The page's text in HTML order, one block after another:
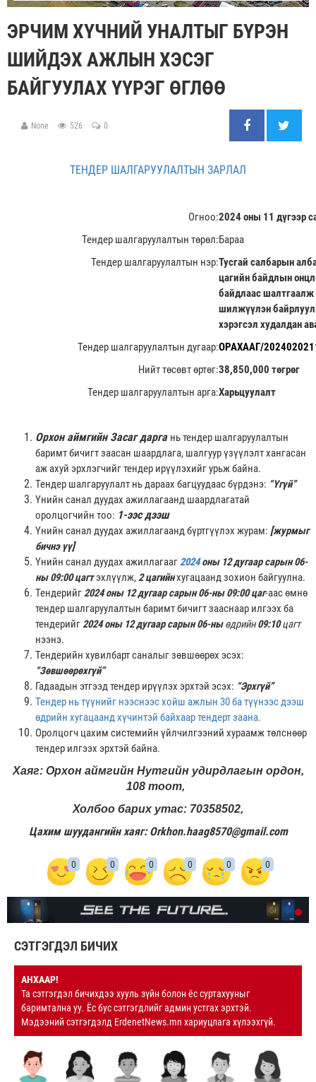
ЭРЧИМ ХҮЧНИЙ УНАЛТЫГ БҮРЭН
ШИЙДЭХ АЖЛЫН ХЭСЭГ
БАЙГУУЛАХ ҮҮРЭГ ӨГЛӨӨ
None 526 0
ТЕНДЕР ШАЛГАРУУЛАЛТЫН ЗАРЛАЛ
Огноо:2024 оны 11 дүгээр
Тендер шалгаруулалтын төрөл:Бараа
Тендер шалгаруулалтын нэр:Тусгай салбарын
цагийн байдлын
байдлаас шалтгаалж
шилжүүлэн
хэрэгсэл худалдан
Тендер шалгаруулалтын дугаар:ОРАХААГ/
Нийт төсөвт өртөг:38,850,000 төгрөг
Тендер шалгаруулалтын арга:Харьцуулалт
Орхон аймгийн Засаг дарга нь тендер шалгаруулалтын
баримт бичигт заасан шаардлага, шалгуур үзүүлэлт хангасан
аж ахуй эрхлэгчийг тендер ирүүлэхийг урьж байна.
Тендер шалгаруулалт нь дараах багцуудаас бүрдэнэ: “Үгүй”
Үнийн санал дуудах ажиллагаанд шаардлагатай
оролцогчийн тоо: 1-ээс дээш
Үнийн санал дуудах ажиллагаанд бүртгүүлэх журам: [журмыг
бичнэ үү]
Үнийн санал дуудах ажиллагааг 2024оны 12 дугаар сарын 06-
ны 09:00 цагтэхлүүлж, 2 цагийнхугацаанд зохион байгуулна.
Тендерийг 2024 оны 12 дугаар сарын 06-ны 09:00 цаг-аас өмнө
тендер шалгаруулалтын баримт бичигт зааснаар илгээх ба
тендерийг 2024 оны 12 дугаар сарын 06-ныөдрийн09:10цагт
нээнэ.
Тендерийн хувилбарт саналыг зөвшөөрөх эсэх:
“Зөвшөөрөхгүй”
Гадаадын этгээд тендер ирүүлэх эрхтэй эсэх: “Эрхгүй”
Тендер нь түүнийг нээснээс хойш ажлын 30 ба түүнээс дээш
өдрийн хугацаанд хүчинтэй байхаар тендерт заана.
Оролцогч цахим системийн үйлчилгээний хураамж төлснөөр
тендер илгээх эрхтэй байна.
Хаяг: Орхон аймгийн Нутгийн удирдлагын ордон,
108 тоот,
Холбоо барих утас: 70358502,
Цахим шуудангийн хаяг:Orkhon.haag8570@gmail.com
0 0 0 0 0 0
СЭТГЭГДЭЛ БИЧИХ
АНХААР!
Та сэтгэгдэл бичихдээ хууль зүйн болон ёс суртахууныг
баримтална уу. Ёс бус сэтгэгдлийг админ устгах эрхтэй.
Мэдээний сэтгэгдэлд ErdenetNews.mn хариуцлага хүлээхгүй.